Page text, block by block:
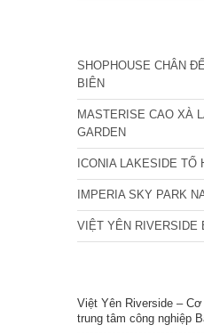
SHOPHOUSE CHÂN
BIÊN
MASTERISE CAO XÀ
GARDEN
ICONIA LAKESIDE TỐ
IMPERIA SKY PARK
VIỆT YÊN RIVERSIDE
Việt Yên Riverside –
trung tâm công nghiệp